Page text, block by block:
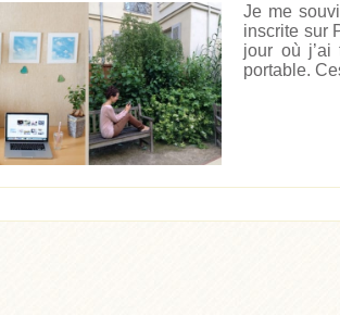
Je me
inscrite sur
jour où j’ai
portable.